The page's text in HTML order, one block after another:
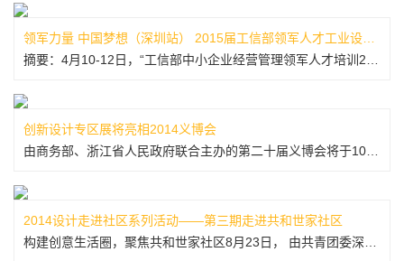
创新设计专区展将亮相2014义博会
2014设计走进社区系列活动——第三期走进共和世家社区